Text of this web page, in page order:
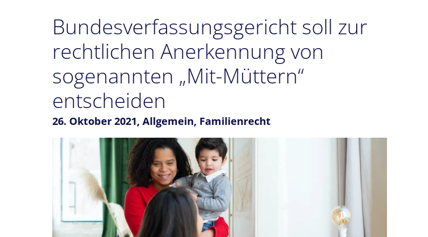
Bundesverfassungsgericht soll zur
rechtlichen Anerkennung von
sogenannten „Mit-Müttern“
entscheiden
26. Oktober 2021, Allgemein, Familienrecht